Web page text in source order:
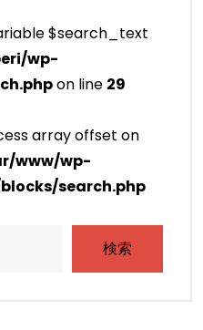
$search_text
wp-
on line 29
array offset on
www/wp-
search.php
検索